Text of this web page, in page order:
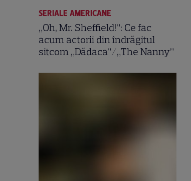
SERIALE AMERICANE
„Oh, Mr. Sheffield!”: Ce fac
acum actorii din îndrăgitul
sitcom „Dădaca”/„The Nanny”